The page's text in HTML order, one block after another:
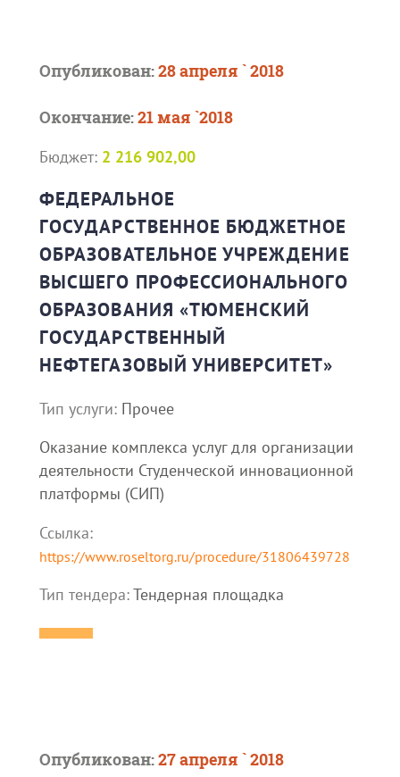
Опубликован:28 апреля ` 2018
Окончание:21 мая `2018
Бюджет: 2 216 902,00
ФЕДЕРАЛЬНОЕ
ГОСУДАРСТВЕННОЕ БЮДЖЕТНОЕ
ОБРАЗОВАТЕЛЬНОЕ УЧРЕЖДЕНИЕ
ВЫСШЕГО ПРОФЕССИОНАЛЬНОГО
ОБРАЗОВАНИЯ «ТЮМЕНСКИЙ
ГОСУДАРСТВЕННЫЙ
НЕФТЕГАЗОВЫЙ УНИВЕРСИТЕТ»
Тип услуги: Прочее
Оказание комплекса услуг для организации
деятельности Студенческой инновационной
платформы (СИП)
Ссылка:
https://www.roseltorg.ru/procedure/31806439728
Тип тендера:Тендерная площадка
Опубликован:27 апреля ` 2018